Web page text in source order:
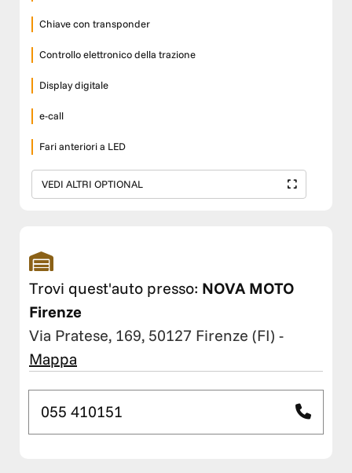
Chiave con transponder
Controllo elettronico della trazione
Display digitale
e-call
Fari anteriori a LED
VEDI ALTRI OPTIONAL
Trovi quest'auto presso: NOVA MOTO
Firenze
Via Pratese, 169, 50127 Firenze (FI) -
Mappa
055 410151